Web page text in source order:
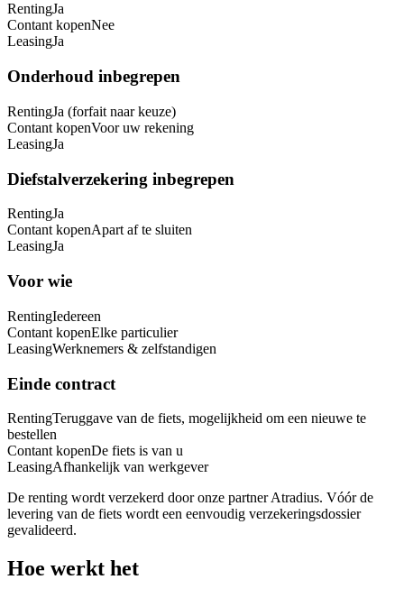
RentingJa
Contant kopenNee
LeasingJa
Onderhoud inbegrepen
RentingJa (forfait naar keuze)
Contant kopenVoor uw rekening
LeasingJa
Diefstalverzekering inbegrepen
RentingJa
Contant kopenApart af te sluiten
LeasingJa
Voor wie
RentingIedereen
Contant kopenElke particulier
LeasingWerknemers & zelfstandigen
Einde contract
RentingTeruggave van de fiets, mogelijkheid om een nieuwe te
bestellen
Contant kopenDe fiets is van u
LeasingAfhankelijk van werkgever
De renting wordt verzekerd door onze partner Atradius. Vóór de
levering van de fiets wordt een eenvoudig verzekeringsdossier
gevalideerd.
Hoe werkt het